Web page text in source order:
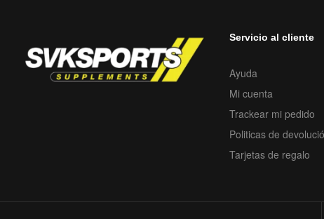
Servicio al cliente
Ayuda
Mi cuenta
Trackear mi pedido
Politicas de
Tarjetas de regalo